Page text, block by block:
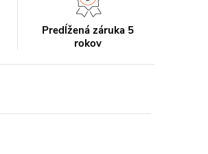
Predĺžená záruka 5
rokov